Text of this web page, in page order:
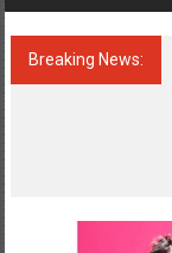
Breaking News: